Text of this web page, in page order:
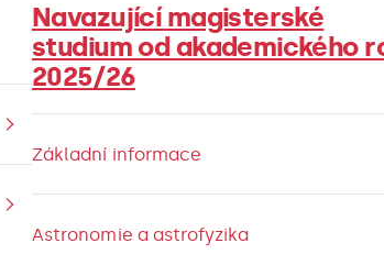
Navazující magisterské
studium od akademického
2025/26
Základní informace
Astronomie a astrofyzika